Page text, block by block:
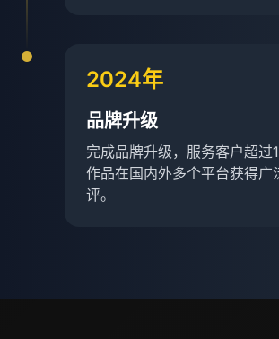
2024年
品牌升级
完成品牌升级，服务客户超过
作品在国内外多个平台获得广
评。